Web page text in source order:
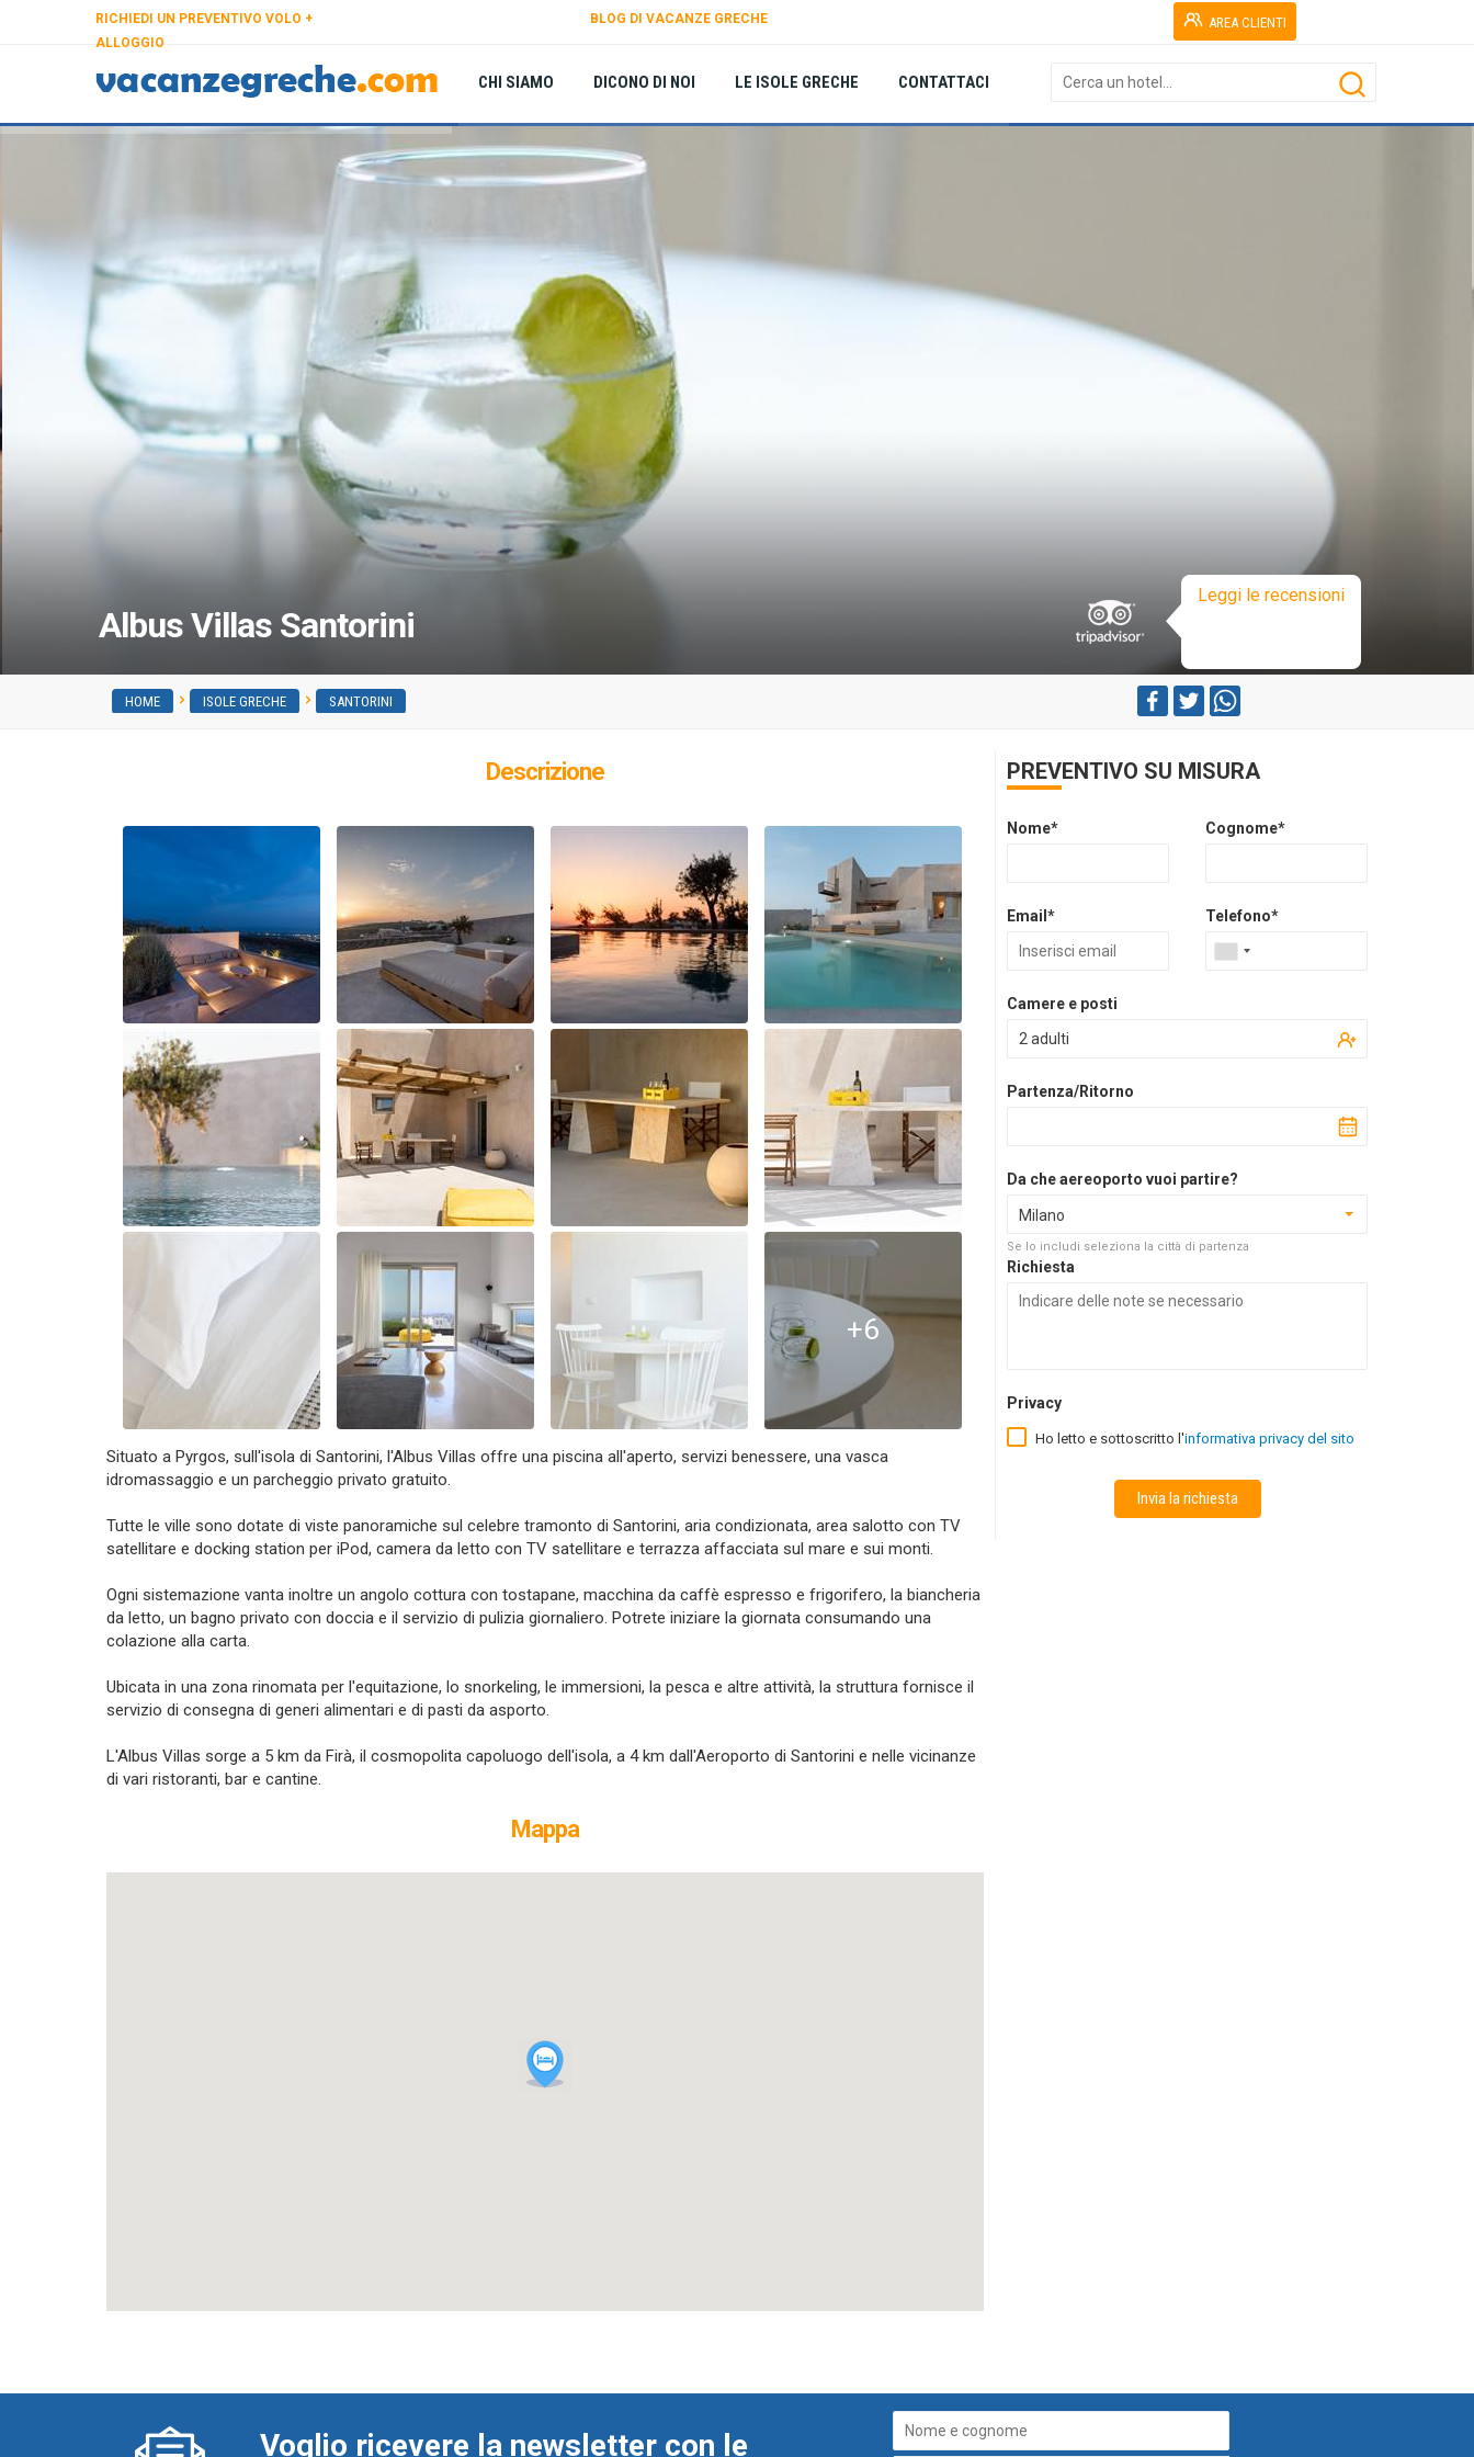
AREA CLIENTI
RICHIEDI UN PREVENTIVO VOLO +
ALLOGGIO
BLOG DI VACANZE GRECHE
CHI SIAMO DICONO DI NOI LE ISOLE GRECHE CONTATTACI
Leggi le recensioni
Albus Villas Santorini
HOME ISOLE GRECHE SANTORINI
Descrizione
+6
Situato a Pyrgos, sull'isola di Santorini, l'Albus Villas offre una piscina all'aperto, servizi benessere, una vasca
idromassaggio e un parcheggio privato gratuito.
Tutte le ville sono dotate di viste panoramiche sul celebre tramonto di Santorini, aria condizionata, area salotto con TV
satellitare e docking station per iPod, camera da letto con TV satellitare e terrazza affacciata sul mare e sui monti.
Ogni sistemazione vanta inoltre un angolo cottura con tostapane, macchina da caffè espresso e frigorifero, la biancheria
da letto, un bagno privato con doccia e il servizio di pulizia giornaliero. Potrete iniziare la giornata consumando una
colazione alla carta.
Ubicata in una zona rinomata per l'equitazione, lo snorkeling, le immersioni, la pesca e altre attività, la struttura fornisce il
servizio di consegna di generi alimentari e di pasti da asporto.
L'Albus Villas sorge a 5 km da Firà, il cosmopolita capoluogo dell'isola, a 4 km dall'Aeroporto di Santorini e nelle vicinanze
di vari ristoranti, bar e cantine.
Mappa
PREVENTIVO SU MISURA
Nome* Cognome*
Email* Telefono*
Camere e posti
2 adulti
Partenza/Ritorno
Da che aereoporto vuoi partire?
Milano
Se lo includi seleziona la città di partenza
Richiesta
Privacy
Ho letto e sottoscritto l'informativa privacy del sito
Invia la richiesta
Voglio ricevere la newsletter con le